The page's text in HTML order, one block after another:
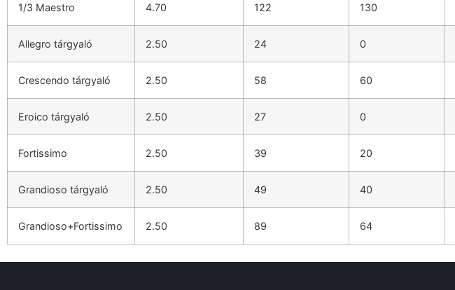
1/3 Maestro 4.70 122 130
Allegro tárgyaló 2.50 24 0
Crescendo tárgyaló 2.50 58 60
Eroico tárgyaló 2.50 27 0
Fortissimo 2.50 39 20
Grandioso tárgyaló 2.50 49 40
Grandioso+Fortissimo 2.50 89 64